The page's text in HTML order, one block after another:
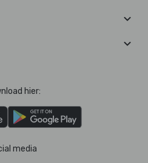
hier:
media